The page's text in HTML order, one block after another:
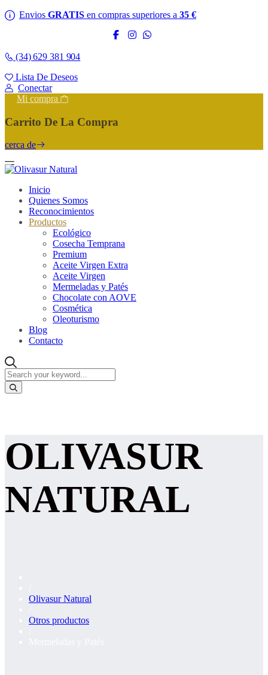
Envios GRATIS en compras superiores a 35 €
(34) 629 381 904
Lista De Deseos
Conectar
Mi compra
Carrito De La Compra
cerca de
Inicio
Quienes Somos
Reconocimientos
Productos
Ecológico
Cosecha Temprana
Premium
Aceite Virgen Extra
Aceite Virgen
Mermeladas y Patés
Chocolate con AOVE
Cosmética
Oleoturismo
Blog
Contacto
OLIVASUR
NATURAL
Olivasur Natural
Otros productos